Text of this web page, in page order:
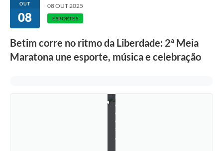
OUT
08
08 OUT 2025
ESPORTES
Betim corre no ritmo da Liberdade: 2ª Meia
Maratona une esporte, música e celebração
d
m
u
ç
õ
e
s
/